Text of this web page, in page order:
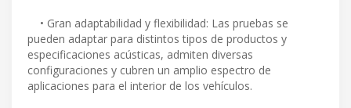
• Gran adaptabilidad y flexibilidad: Las pruebas se
pueden adaptar para distintos tipos de productos y
especificaciones acústicas, admiten diversas
configuraciones y cubren un amplio espectro de
aplicaciones para el interior de los vehículos.